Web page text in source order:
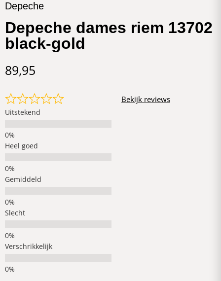
Depeche
Depeche dames riem 13702
black-gold
89,95
Uitstekend
Heel goed
Gemiddeld
Slecht
Verschrikkelijk
Bekijk reviews